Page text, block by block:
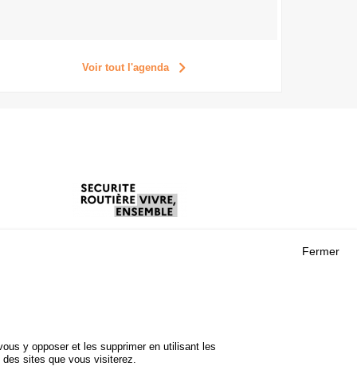
Voir tout l'agenda
SÉCURITÉ
Cookie settings
Fermer
y opposer et les supprimer en utilisant les
des sites que vous visiterez.